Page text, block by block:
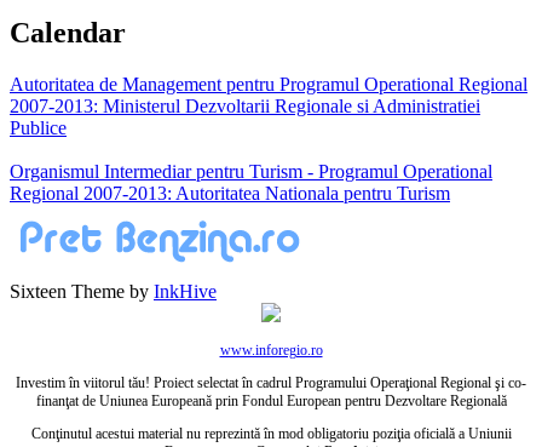
Calendar
Autoritatea de Management pentru Programul Operational Regional
2007-2013: Ministerul Dezvoltarii Regionale si Administratiei
Publice
Organismul Intermediar pentru Turism - Programul Operational
Regional 2007-2013: Autoritatea Nationala pentru Turism
Sixteen Theme by InkHive
www.inforegio.ro
Investim în viitorul tău! Proiect selectat în cadrul Programului Operaţional Regional şi co-
finanţat de Uniunea Europeană prin Fondul European pentru Dezvoltare Regională
Conţinutul acestui material nu reprezintă în mod obligatoriu poziţia oficială a Uniunii